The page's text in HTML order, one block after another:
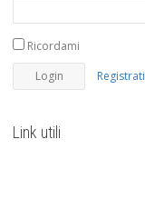
Ricordami
Registrati
Link utili